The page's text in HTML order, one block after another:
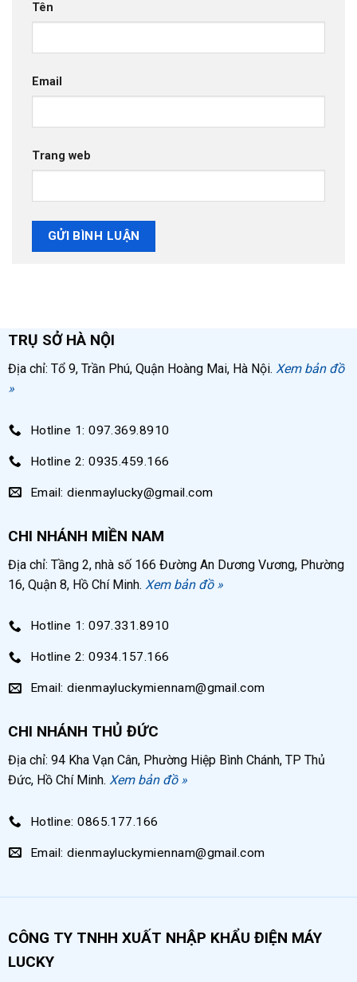
Tên
Email
Trang web
TRỤ SỞ HÀ NỘI
Địa chỉ: Tổ 9, Trần Phú, Quận Hoàng Mai, Hà Nội. Xem bản đồ
»
Hotline 1: 097.369.8910
Hotline 2: 0935.459.166
Email: dienmaylucky@gmail.com
CHI NHÁNH MIỀN NAM
Địa chỉ: Tầng 2, nhà số 166 Đường An Dương Vương, Phường
16, Quận 8, Hồ Chí Minh. Xem bản đồ »
Hotline 1: 097.331.8910
Hotline 2: 0934.157.166
Email: dienmayluckymiennam@gmail.com
CHI NHÁNH THỦ ĐỨC
Địa chỉ: 94 Kha Vạn Cân, Phường Hiệp Bình Chánh, TP Thủ
Đức, Hồ Chí Minh. Xem bản đồ »
Hotline: 0865.177.166
Email: dienmayluckymiennam@gmail.com
CÔNG TY TNHH XUẤT NHẬP KHẨU ĐIỆN MÁY
LUCKY